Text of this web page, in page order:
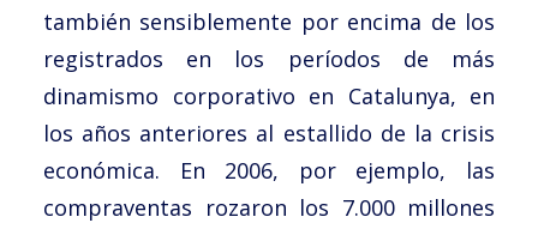
también sensiblemente por encima de los
registrados en los períodos de más
dinamismo corporativo en Catalunya, en
los años anteriores al estallido de la crisis
económica. En 2006, por ejemplo, las
compraventas rozaron los 7.000 millones